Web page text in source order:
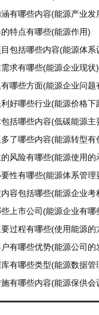
有哪些内容(能源产业发
特点有哪些(能源作用)
包括哪些内容(能源体系
求有哪些(能源企业现状)
哪些方面(能源企业问题
好哪些行业(能源价格下
括哪些内容(低碳能源主
了哪些内容(能源转型有
风险有哪些(能源使用的
性有哪些(能源体系管理
容包括哪些(能源企业考
上市公司(能源企业有哪
过程有哪些(使用能源的
有哪些优势(能源公司的
有哪些类型(能源数据管
有哪些内容(能源保供会